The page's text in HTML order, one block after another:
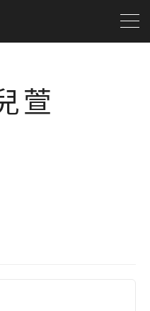
萱